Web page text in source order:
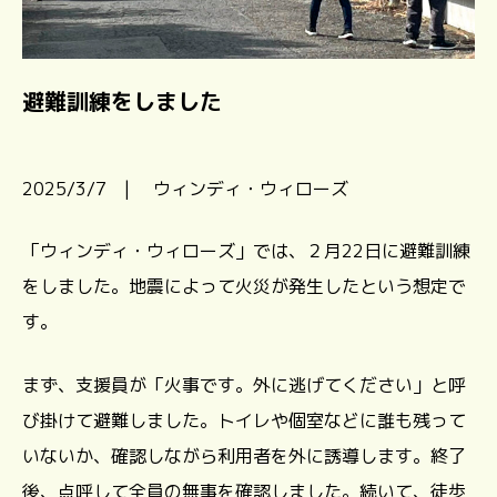
避難訓練をしました
2025/3/7 | ウィンディ・ウィローズ
「ウィンディ・ウィローズ」では、２月22日に避難訓練
をしました。地震によって火災が発生したという想定で
す。
まず、支援員が「火事です。外に逃げてください」と呼
び掛けて避難しました。トイレや個室などに誰も残って
いないか、確認しながら利用者を外に誘導します。終了
後、点呼して全員の無事を確認しました。続いて、徒歩